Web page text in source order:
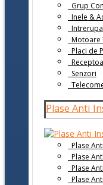
Grup
Inele &
Motoare
Placi de
Senzori
Plase Anti
Plase
Plase
Plase
Plase